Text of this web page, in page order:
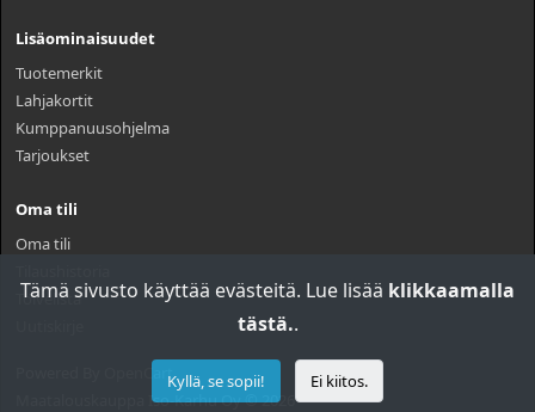
Lisäominaisuudet
Tuotemerkit
Lahjakortit
Kumppanuusohjelma
Tarjoukset
Oma tili
Oma tili
Toivelista
OpenCart
Maatalouskauppa Iso-Karhu Oy © 2026
Tämä sivusto käyttää evästeitä. Lue lisää klikkaamalla
tästä..
Kyllä, se sopii! Ei kiitos.